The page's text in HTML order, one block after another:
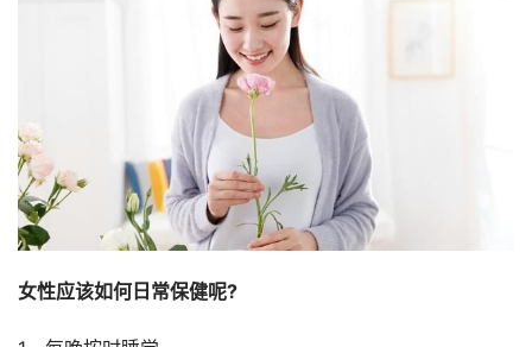
女性应该如何日常保健呢?